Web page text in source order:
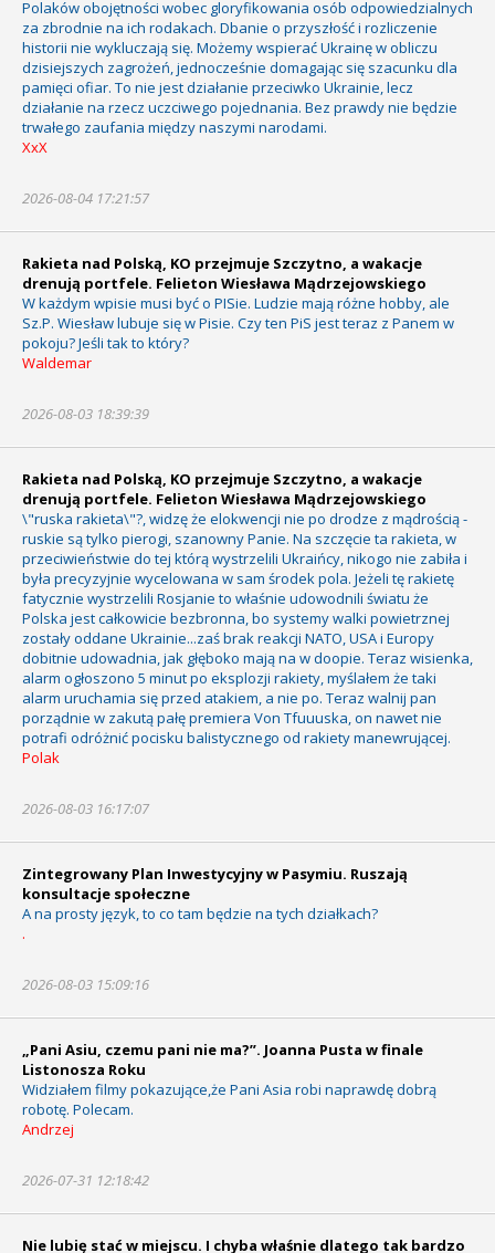
Polaków obojętności wobec gloryfikowania osób odpowiedzialnych
za zbrodnie na ich rodakach. Dbanie o przyszłość i rozliczenie
historii nie wykluczają się. Możemy wspierać Ukrainę w obliczu
dzisiejszych zagrożeń, jednocześnie domagając się szacunku dla
pamięci ofiar. To nie jest działanie przeciwko Ukrainie, lecz
działanie na rzecz uczciwego pojednania. Bez prawdy nie będzie
trwałego zaufania między naszymi narodami.
XxX
2026-08-04 17:21:57
Rakieta nad Polską, KO przejmuje Szczytno, a wakacje
drenują portfele. Felieton Wiesława Mądrzejowskiego
W każdym wpisie musi być o PISie. Ludzie mają różne hobby, ale
Sz.P. Wiesław lubuje się w Pisie. Czy ten PiS jest teraz z Panem w
pokoju? Jeśli tak to który?
Waldemar
2026-08-03 18:39:39
Rakieta nad Polską, KO przejmuje Szczytno, a wakacje
drenują portfele. Felieton Wiesława Mądrzejowskiego
\"ruska rakieta\"?, widzę że elokwencji nie po drodze z mądrością -
ruskie są tylko pierogi, szanowny Panie. Na szczęcie ta rakieta, w
przeciwieństwie do tej którą wystrzelili Ukraińcy, nikogo nie zabiła i
była precyzyjnie wycelowana w sam środek pola. Jeżeli tę rakietę
fatycznie wystrzelili Rosjanie to właśnie udowodnili światu że
Polska jest całkowicie bezbronna, bo systemy walki powietrznej
zostały oddane Ukrainie...zaś brak reakcji NATO, USA i Europy
dobitnie udowadnia, jak głęboko mają na w doopie. Teraz wisienka,
alarm ogłoszono 5 minut po eksplozji rakiety, myślałem że taki
alarm uruchamia się przed atakiem, a nie po. Teraz walnij pan
porządnie w zakutą pałę premiera Von Tfuuuska, on nawet nie
potrafi odróżnić pocisku balistycznego od rakiety manewrującej.
Polak
2026-08-03 16:17:07
Zintegrowany Plan Inwestycyjny w Pasymiu. Ruszają
konsultacje społeczne
A na prosty język, to co tam będzie na tych działkach?
.
2026-08-03 15:09:16
„Pani Asiu, czemu pani nie ma?”. Joanna Pusta w finale
Listonosza Roku
Widziałem filmy pokazujące,że Pani Asia robi naprawdę dobrą
robotę. Polecam.
Andrzej
2026-07-31 12:18:42
Nie lubię stać w miejscu. I chyba właśnie dlatego tak bardzo